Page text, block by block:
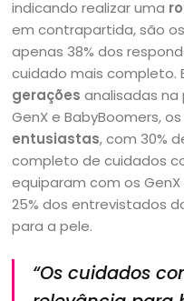
indicando realizar uma
em contrapartida, são
apenas 38% dos
cuidado mais completo.
gerações analisadas na
GenX e BabyBoomers, os
entusiastas, com 30%
completo de cuidados
equiparam com os
25% dos entrevistados
para a pele.
“Os cuidados